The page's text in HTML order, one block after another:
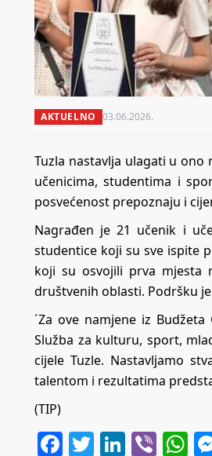
AKTUELNO 03.06.2026.
Tuzla nastavlja ulagati u ono
učenicima, studentima i
posvećenost prepoznaju i
Nagrađen je 21 učenik i
studentice koji su sve ispite
koji su osvojili prva mjesta
društvenih oblasti. Podršku
´Za ove namjene iz
Služba za kulturu, sport,
cijele Tuzle. Nastavljamo
talentom i rezultatima
(TIP)
Facebook
Twitter